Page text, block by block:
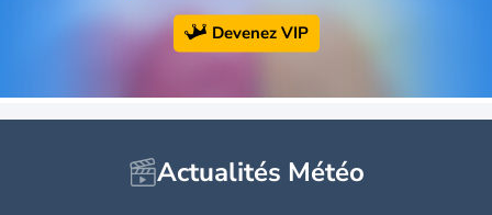
Devenez VIP
Actualités Météo